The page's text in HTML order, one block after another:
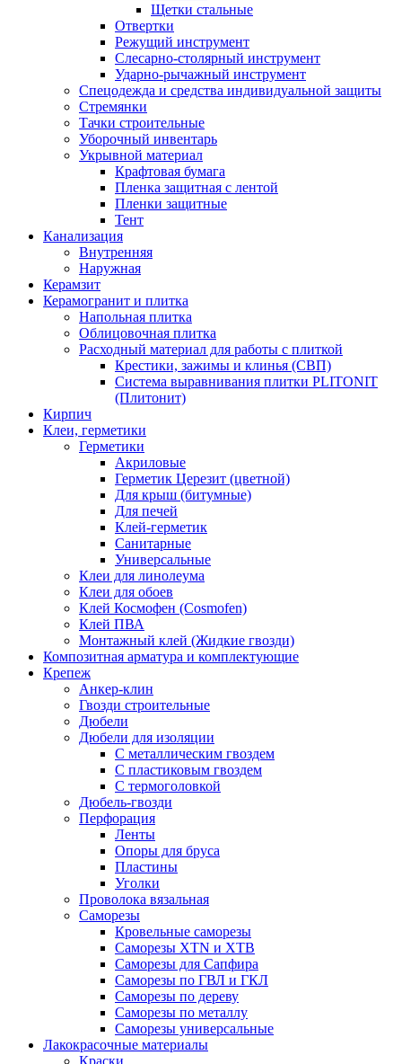
Щетки стальные
Отвертки
Режущий инструмент
Слесарно-столярный инструмент
Ударно-рычажный инструмент
Спецодежда и средства индивидуальной защиты
Стремянки
Тачки строительные
Уборочный инвентарь
Укрывной материал
Крафтовая бумага
Пленка защитная с лентой
Пленки защитные
Тент
Канализация
Внутренняя
Наружная
Керамзит
Керамогранит и плитка
Напольная плитка
Облицовочная плитка
Расходный материал для работы с плиткой
Крестики, зажимы и клинья (СВП)
Система выравнивания плитки PLITONIT
(Плитонит)
Кирпич
Клеи, герметики
Герметики
Акриловые
Герметик Церезит (цветной)
Для крыш (битумные)
Для печей
Клей-герметик
Санитарные
Универсальные
Клеи для линолеума
Клеи для обоев
Клей Космофен (Cosmofen)
Клей ПВА
Монтажный клей (Жидкие гвозди)
Композитная арматура и комплектующие
Крепеж
Анкер-клин
Гвозди строительные
Дюбели
Дюбели для изоляции
С металлическим гвоздем
С пластиковым гвоздем
С термоголовкой
Дюбель-гвозди
Перфорация
Ленты
Опоры для бруса
Пластины
Уголки
Проволока вязальная
Саморезы
Кровельные саморезы
Саморезы XTN и ХTB
Саморезы для Сапфира
Саморезы по ГВЛ и ГКЛ
Саморезы по дереву
Саморезы по металлу
Саморезы универсальные
Лакокрасочные материалы
Краски